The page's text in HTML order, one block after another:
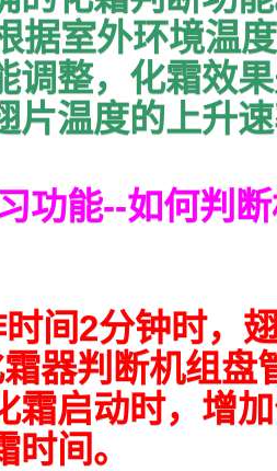
室外环境温
调整，化霜效
片温度的上升
功能--如何判
间2分钟时，
器判断机组盘
霜启动时，增
间。